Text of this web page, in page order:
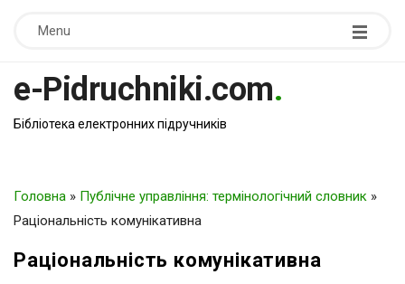
Menu
e-Pidruchniki.com.
Бібліотека електронних підручників
Головна » Публічне управління: термінологічний словник »
Раціональність комунікативна
Раціональність комунікативна